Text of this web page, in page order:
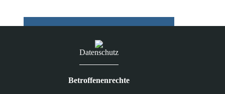
an
einen
Datenschutz
Betroffenenrechte